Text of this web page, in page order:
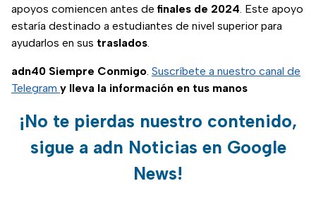
apoyos comiencen antes de finales de 2024. Este apoyo
estaría destinado a estudiantes de nivel superior para
ayudarlos en sus traslados.
adn40 Siempre Conmigo. Suscríbete a nuestro canal de
Telegram y lleva la información en tus manos
¡No te pierdas nuestro contenido,
sigue a adn Noticias en Google
News!